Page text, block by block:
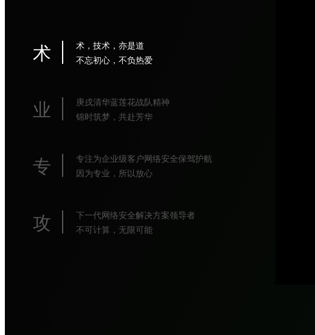
术
术，技术，亦是道
不忘初心，不负热爱
业
庚戌清华蓝莲花战队精神
锦时筑梦，共赴芳华
专
专注为企业级客户网络安全保驾护航
因为专业，所以放心
攻
下一代网络安全解决方案领导者
不可计算，无限可能